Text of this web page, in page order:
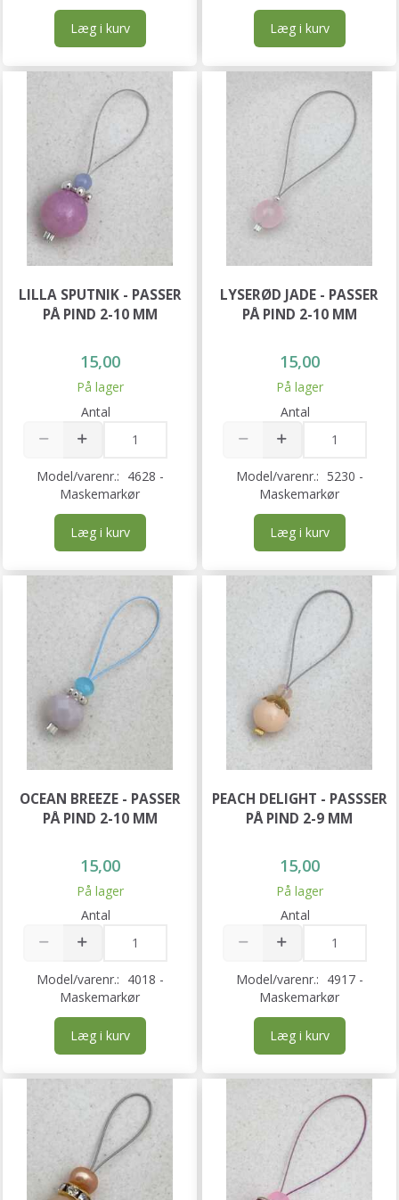
Læg i kurv Læg i kurv
LILLA SPUTNIK - PASSER
PÅ PIND 2-10 MM
15,00
På lager
Antal
Model/varenr.: 4628 -
Maskemarkør
Læg i kurv
LYSERØD JADE - PASSER
PÅ PIND 2-10 MM
15,00
På lager
Antal
Model/varenr.: 5230 -
Maskemarkør
Læg i kurv
OCEAN BREEZE - PASSER
PÅ PIND 2-10 MM
15,00
På lager
Antal
Model/varenr.: 4018 -
Maskemarkør
Læg i kurv
PEACH DELIGHT - PASSSER
PÅ PIND 2-9 MM
15,00
På lager
Antal
Model/varenr.: 4917 -
Maskemarkør
Læg i kurv